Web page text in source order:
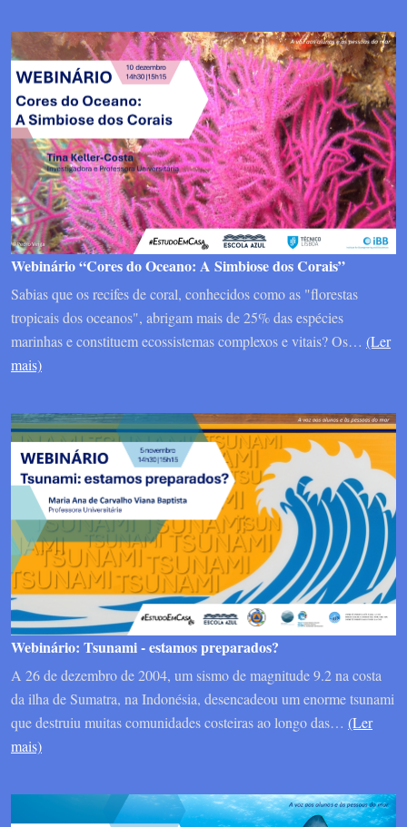
Webinário “Cores do Oceano: A Simbiose dos Corais”
Sabias que os recifes de coral, conhecidos como as "florestas
tropicais dos oceanos", abrigam mais de 25% das espécies
marinhas e constituem ecossistemas complexos e vitais? Os… (Ler
mais)
Webinário: Tsunami - estamos preparados?
A 26 de dezembro de 2004, um sismo de magnitude 9.2 na costa
da ilha de Sumatra, na Indonésia, desencadeou um enorme tsunami
que destruiu muitas comunidades costeiras ao longo das… (Ler
mais)